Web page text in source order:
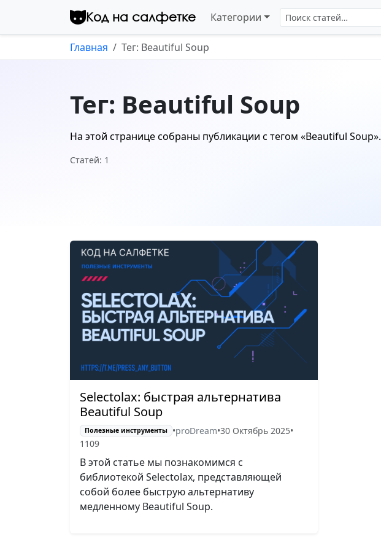
Перейти к контенту
Код на салфетке Категории Поиск по сайту
Главная Тег: Beautiful Soup
Тег: Beautiful Soup
На этой странице собраны публикации с тегом «Beautiful Soup».
Статей: 1
Selectolax: быстрая альтернатива
Beautiful Soup
Полезные инструменты •proDream•30 Октябрь 2025•
1109
В этой статье мы познакомимся с
библиотекой Selectolax, представляющей
собой более быструю альтернативу
медленному Beautiful Soup.